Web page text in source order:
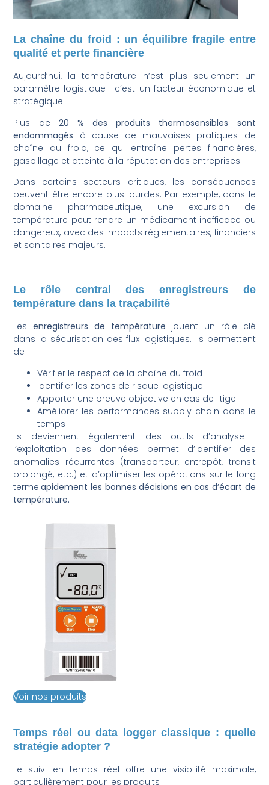
La chaîne du froid : un équilibre fragile entre
qualité et perte financière
Aujourd’hui, la température n’est plus seulement un
paramètre logistique : c’est un facteur économique et
stratégique.
Plus de 20 % des produits thermosensibles sont
endommagés à cause de mauvaises pratiques de
chaîne du froid, ce qui entraîne pertes financières,
gaspillage et atteinte à la réputation des entreprises.
Dans certains secteurs critiques, les conséquences
peuvent être encore plus lourdes. Par exemple, dans le
domaine pharmaceutique, une excursion de
température peut rendre un médicament inefficace ou
dangereux, avec des impacts réglementaires, financiers
et sanitaires majeurs.
Le rôle central des enregistreurs de
température dans la traçabilité
Lesenregistreurs de température jouent un rôle clé
dans la sécurisation des flux logistiques. Ils permettent
de :
Vérifier le respect de la chaîne du froid
Identifier les zones de risque logistique
Apporter une preuve objective en cas de litige
Améliorer les performances supply chain dans le
temps
Ils deviennent également des outils d’analyse :
l’exploitation des données permet d’identifier des
anomalies récurrentes (transporteur, entrepôt, transit
prolongé, etc.) et d’optimiser les opérations sur le long
terme.apidement les bonnes décisions en cas d’écart de
température.
Voir nos produits
Temps réel ou data logger classique : quelle
stratégie adopter ?
Le suivi en temps réel offre une visibilité maximale,
particulièrement pour les produits :